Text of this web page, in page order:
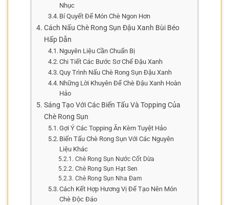
Nhục
Bí Quyết Để Món Chè Ngon Hơn
Cách Nấu Chè Rong Sụn Đậu Xanh Bùi Béo
Hấp Dẫn
Nguyên Liệu Cần Chuẩn Bị
Chi Tiết Các Bước Sơ Chế Đậu Xanh
Quy Trình Nấu Chè Rong Sụn Đậu Xanh
Những Lời Khuyên Để Chè Đậu Xanh Hoàn
Hảo
Sáng Tạo Với Các Biến Tấu Và Topping Của
Chè Rong Sụn
Gợi Ý Các Topping Ăn Kèm Tuyệt Hảo
Biến Tấu Chè Rong Sụn Với Các Nguyên
Liệu Khác
Chè Rong Sụn Nước Cốt Dừa
Chè Rong Sụn Hạt Sen
Chè Rong Sụn Nha Đam
Cách Kết Hợp Hương Vị Để Tạo Nên Món
Chè Độc Đáo